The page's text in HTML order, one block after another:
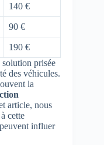
140 €
90 €
190 €
solution prisée
des véhicules.
la
article, nous
cette
influer